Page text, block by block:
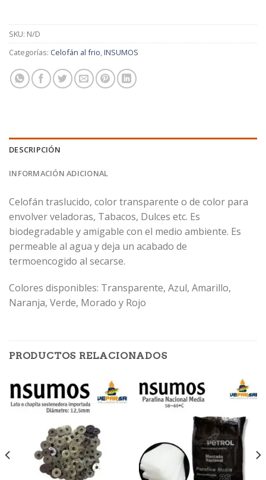
SKU: N/D
Categorías: Celofán al frio,INSUMOS
DESCRIPCIÓN
INFORMACIÓN ADICIONAL
Celofán traslucido, color transparente o de color para
envolver veladoras, Tabacos, Dulces etc. Es
biodegradable y amigable con el medio ambiente. Es
permeable al agua y deja un acabado de
termoencogido al secarse.
Colores disponibles: Transparente, Azul, Amarillo,
Naranja, Verde, Morado y Rojo
PRODUCTOS RELACIONADOS